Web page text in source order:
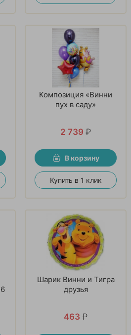
Композиция «Винни
пух в саду»
2 739 ₽
В корзину
Купить в 1 клик
Шарик Винни и Тигра
друзья
463 ₽